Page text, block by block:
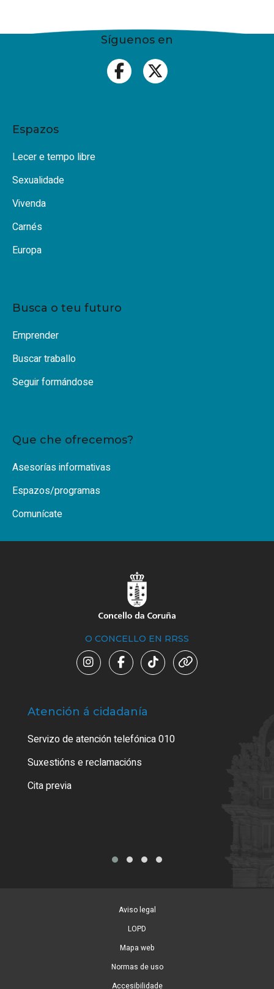
Síguenos en
Espazos
Lecer e tempo libre
Sexualidade
Vivenda
Carnés
Europa
Busca o teu futuro
Emprender
Buscar traballo
Seguir formándose
Que che ofrecemos?
Asesorías informativas
Espazos/programas
Comunícate
O CONCELLO EN RRSS
Atención á cidadanía
Servizo de atención telefónica 010
Suxestións e reclamacións
Cita previa
Aviso legal
LOPD
Mapa web
Normas de uso
Accesibilidade